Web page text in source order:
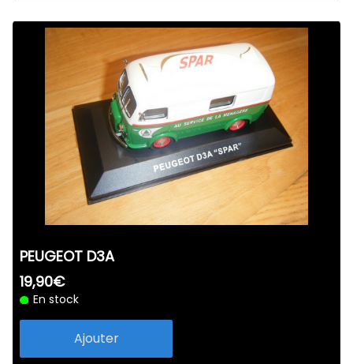
PEUGEOT D3A
19,90€
En stock
Ajouter